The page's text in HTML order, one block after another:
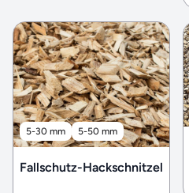
5-30 mm 5-50 mm
Fallschutz-Hackschnitzel